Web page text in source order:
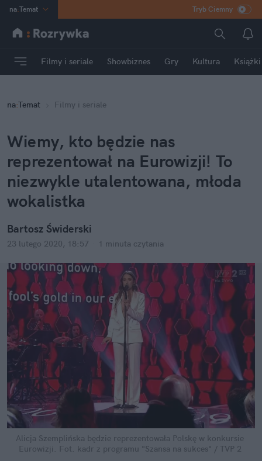
na:Temat
INN Poland
mama
Rozrywka
Tryb Ciemny
Filmy i seriale Showbiznes Gry Kultura Książki
na:Temat Filmy i seriale
Wiemy, kto będzie nas
reprezentował na Eurowizji! To
niezwykle utalentowana, młoda
wokalistka
Bartosz Świderski
23 lutego 2020, 18:57 1 minuta czytania
Alicja Szemplińska będzie reprezentowała Polskę w konkursie
Eurowizji.
Fot. kadr z programu "Szansa na sukces" / TVP 2